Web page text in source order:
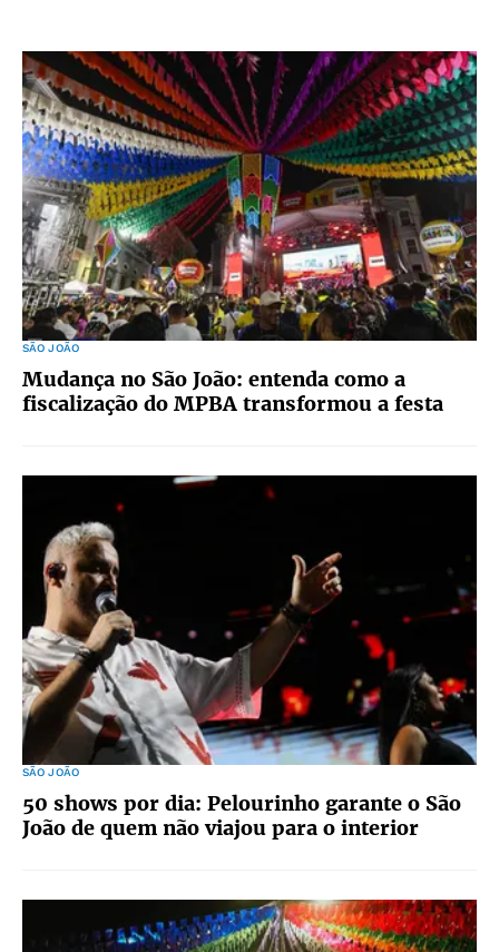
SÃO JOÃO
Mudança no São João: entenda como a
fiscalização do MPBA transformou a festa
SÃO JOÃO
50 shows por dia: Pelourinho garante o São
João de quem não viajou para o interior